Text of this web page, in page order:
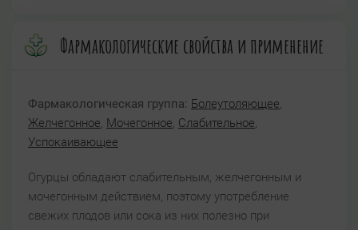
Фармакологические свойства и применение
Фармакологическая группа: Болеутоляющее,
Желчегонное, Мочегонное, Слабительное,
Успокаивающее
Огурцы обладают слабительным, желчегонным и
мочегонным действием, поэтому употребление
свежих плодов или сока из них полезно при